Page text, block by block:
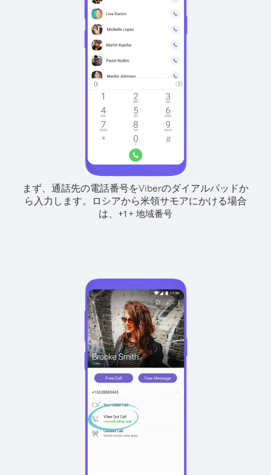
まず、通話先の電話番号をViberのダイアルパッドか
ら入力します。
ロシアから米領サモアにかける場合
は、 +1 + 地域番号